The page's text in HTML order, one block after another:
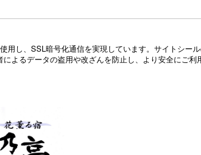
し、SSL暗号化通信を実現しています。サイトシー
よるデータの盗用や改ざんを防止し、より安全にご利